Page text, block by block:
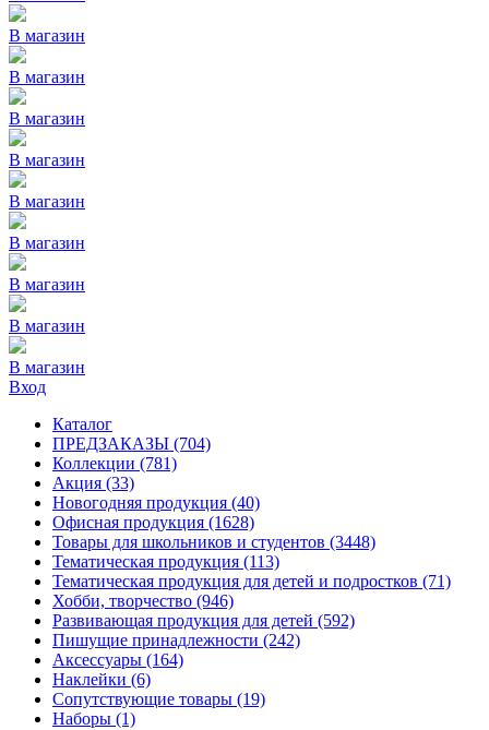
В магазин
В магазин
В магазин
В магазин
В магазин
В магазин
В магазин
В магазин
В магазин
Вход
Каталог
ПРЕДЗАКАЗЫ (704)
Коллекции (781)
Акция (33)
Новогодняя продукция (40)
Офисная продукция (1628)
Товары для школьников и студентов (3448)
Тематическая продукция (113)
Тематическая продукция для детей и подростков (71)
Хобби, творчество (946)
Развивающая продукция для детей (592)
Пишущие принадлежности (242)
Аксессуары (164)
Наклейки (6)
Сопутствующие товары (19)
Наборы (1)